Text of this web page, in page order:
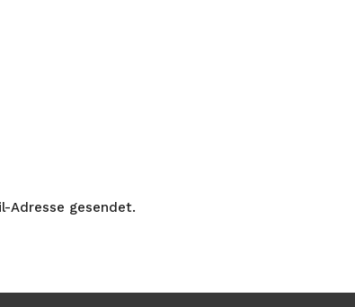
Adresse gesendet.